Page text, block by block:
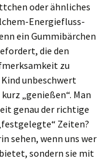
oder ähnliches
Energiefluss-
ein Gummibärchen
die den
zu
unbeschwert
„genießen“. Man
genau der richtige
Zeiten?
sehen, wenn uns wer
sondern sie mit